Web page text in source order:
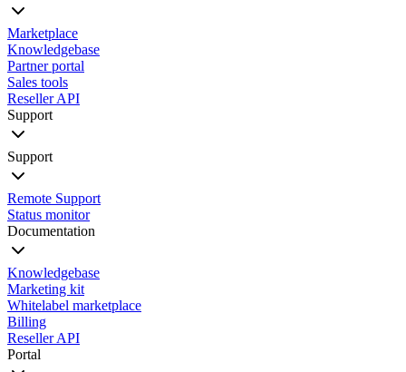
Marketplace
Knowledgebase
Partner portal
Sales tools
Reseller API
Support
Support
Remote Support
Status monitor
Documentation
Knowledgebase
Marketing kit
Whitelabel marketplace
Billing
Reseller API
Portal